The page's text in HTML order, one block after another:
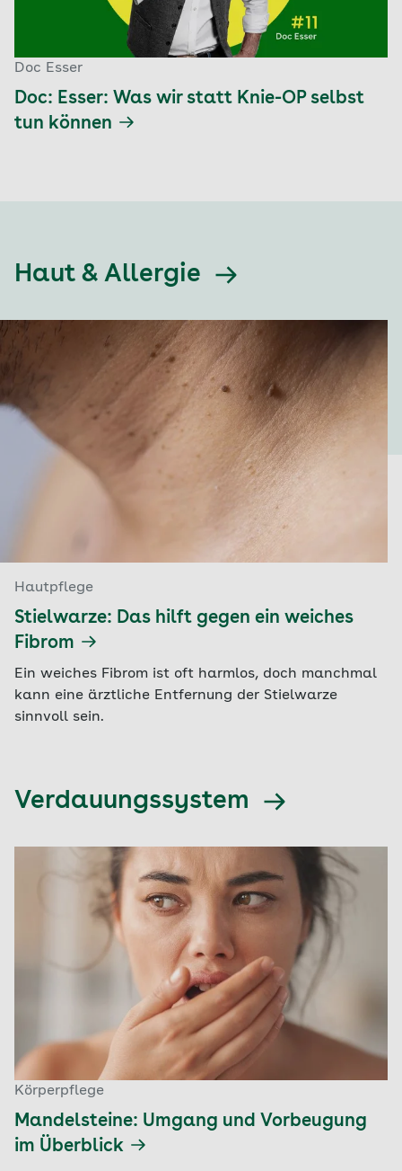
Doc Esser
Doc: Esser: Was wir statt Knie-OP selbst
tun können
Haut & Allergie
Hautpflege
Stielwarze: Das hilft gegen ein weiches
Fibrom
Ein weiches Fibrom ist oft harmlos, doch manchmal
kann eine ärztliche Entfernung der Stielwarze
sinnvoll sein.
Verdauungssystem
Körperpflege
Mandelsteine: Umgang und Vorbeugung
im Überblick